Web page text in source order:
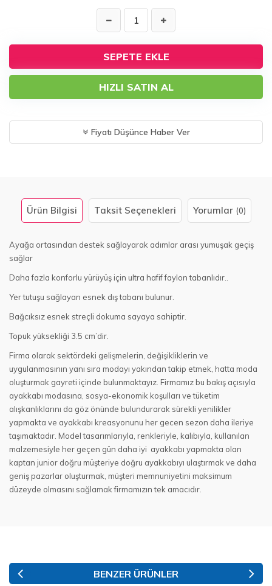
SEPETE EKLE
HIZLI SATIN AL
Fiyatı Düşünce Haber Ver
Ürün Bilgisi Taksit Seçenekleri Yorumlar (0)
Ayağa ortasından destek sağlayarak adımlar arası yumuşak geçiş
sağlar
Daha fazla konforlu yürüyüş için ultra hafif faylon tabanlıdır..
Yer tutuşu sağlayan esnek dış tabanı bulunur.
Bağcıksız esnek streçli dokuma sayaya sahiptir.
Topuk yüksekliği 3.5 cm’dir.
Firma olarak sektördeki gelişmelerin, değişikliklerin ve
uygulanmasının yanı sıra modayı yakından takip etmek, hatta moda
oluşturmak gayreti içinde bulunmaktayız. Firmamız bu bakış açısıyla
ayakkabı modasına, sosya-ekonomik koşulları ve tüketim
alışkanlıklarını da göz önünde bulundurarak sürekli yenilikler
yapmakta ve ayakkabı kreasyonunu her gecen sezon daha ileriye
taşımaktadır. Model tasarımlarıyla, renkleriyle, kalıbıyla, kullanılan
malzemesiyle her geçen gün daha iyi ayakkabı yapmakta olan
kaptan junior doğru müşteriye doğru ayakkabıyı ulaştırmak ve daha
geniş pazarlar oluşturmak, müşteri memnuniyetini maksimum
düzeyde olmasını sağlamak firmamızın tek amacıdır.
BENZER ÜRÜNLER